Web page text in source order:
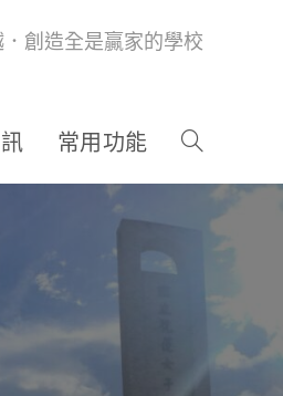
創造全是贏家的學校
常用功能